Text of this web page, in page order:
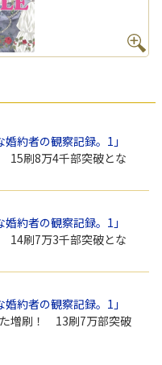
婚約者の観察記録。1」
15刷8万4千部突破とな
婚約者の観察記録。1」
14刷7万3千部突破とな
婚約者の観察記録。1」
増刷！ 13刷7万部突破